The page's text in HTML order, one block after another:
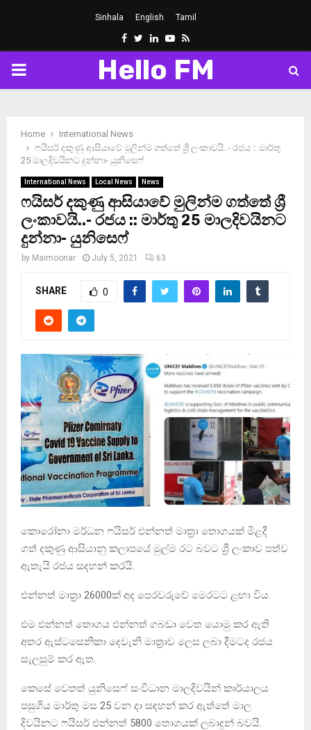
Sinhala English Tamil
Facebook
Twitter
LinkedinYoutube
Rss
PRIMARY
Hello FM
Home
International News
ෆයිසර් දකුණු ආසියාවේ මුලින්ම ගත්තේ ශ්‍රී ලංකාවයි..- රජය :: මාර්තු
25 මාලදිවයිනට දුන්නා- යුනිසෙෆ්
International News Local News News
ෆයිසර් දකුණු ආසියාවේ මුලින්ම ගත්තේ ශ්‍රී
ලංකාවයි..- රජය :: මාර්තු 25 මාලදිවයිනට
දුන්නා- යුනිසෙෆ්
by Maimoonar July 5, 2021 63
SHARE 0
කොරෝනා මර්ධන ෆයිසර් එන්නත් මාත්‍රා තොගයක් මිළදී
ගත් දකුණු ආසියානු කලාපයේ මුල්ම රට බවට ශ්‍රී ලංකාව පත්ව
ඇතැයි රජය සදහන් කරයි.
එන්නත් මාත්‍රා 26000ක් අද පෙරවරුවේ මෙරටට ළඟා විය.
එම එන්නත් තොගය එන්නත් ගබඩා වෙත යොමු කර ඇති
අතර ඇස්ටසෙනිකා දෙවැනි මාත‍්‍රාව ලෙස ලබා දීමටද රජය
සැලසුම් කර ඇත.
කෙසේ වෙතත් යුනිසෙෆ් සංවිධාන මාලදිවයින් කාර්යාලය
පසුගිය මාර්තු මස 25 වන දා සඳහන් කර ඇත්තේ මාල
දිවයිනට ෆයිසර් එන්නත් 5800 තොගයක් ලබාදුන් බවයි.